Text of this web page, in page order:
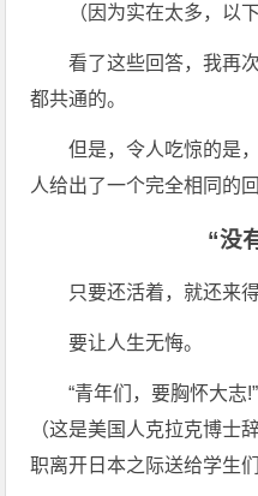
（因为实在太多，以
看了这些回答，我再
都共通的。
但是，令人吃惊的是
人给出了一个完全相同的
“没
只要还活着，就还来得
要让人生无悔。
“青年们，要胸怀大志
（这是美国人克拉克博士
职离开日本之际送给学生们